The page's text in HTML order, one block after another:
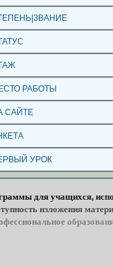
РАБОТЫ
САЙТЕ
УРОК
для учащихся,
изложения